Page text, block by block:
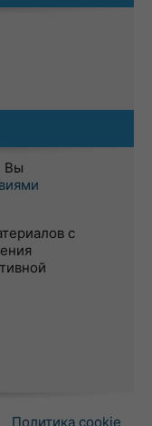
Вы
с
Политика cookie